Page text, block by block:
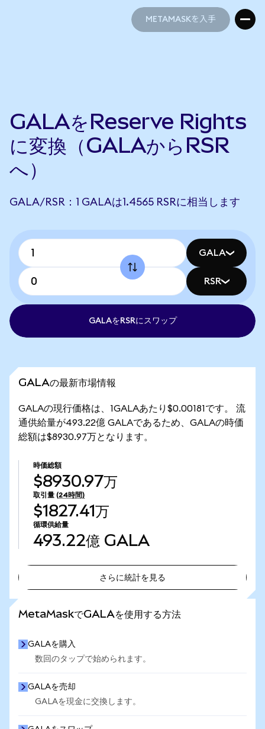
METAMASKを入手
GALAをReserve Rights
に変換（GALAからRSR
へ）
GALA/RSR：1 GALAは1.4565 RSRに相当します
GALA
RSR
GALAをRSRにスワップ
GALAの最新市場情報
GALAの現行価格は、1GALAあたり$0.00181です。 流
通供給量が493.22億 GALAであるため、GALAの時価
総額は$8930.97万となります。
時価総額
$8930.97万
取引量 (24時間)
$1827.41万
循環供給量
493.22億 GALA
さらに統計を見る
MetaMaskでGALAを使用する方法
GALAを購入
数回のタップで始められます。
GALAを売却
GALAを現金に交換します。